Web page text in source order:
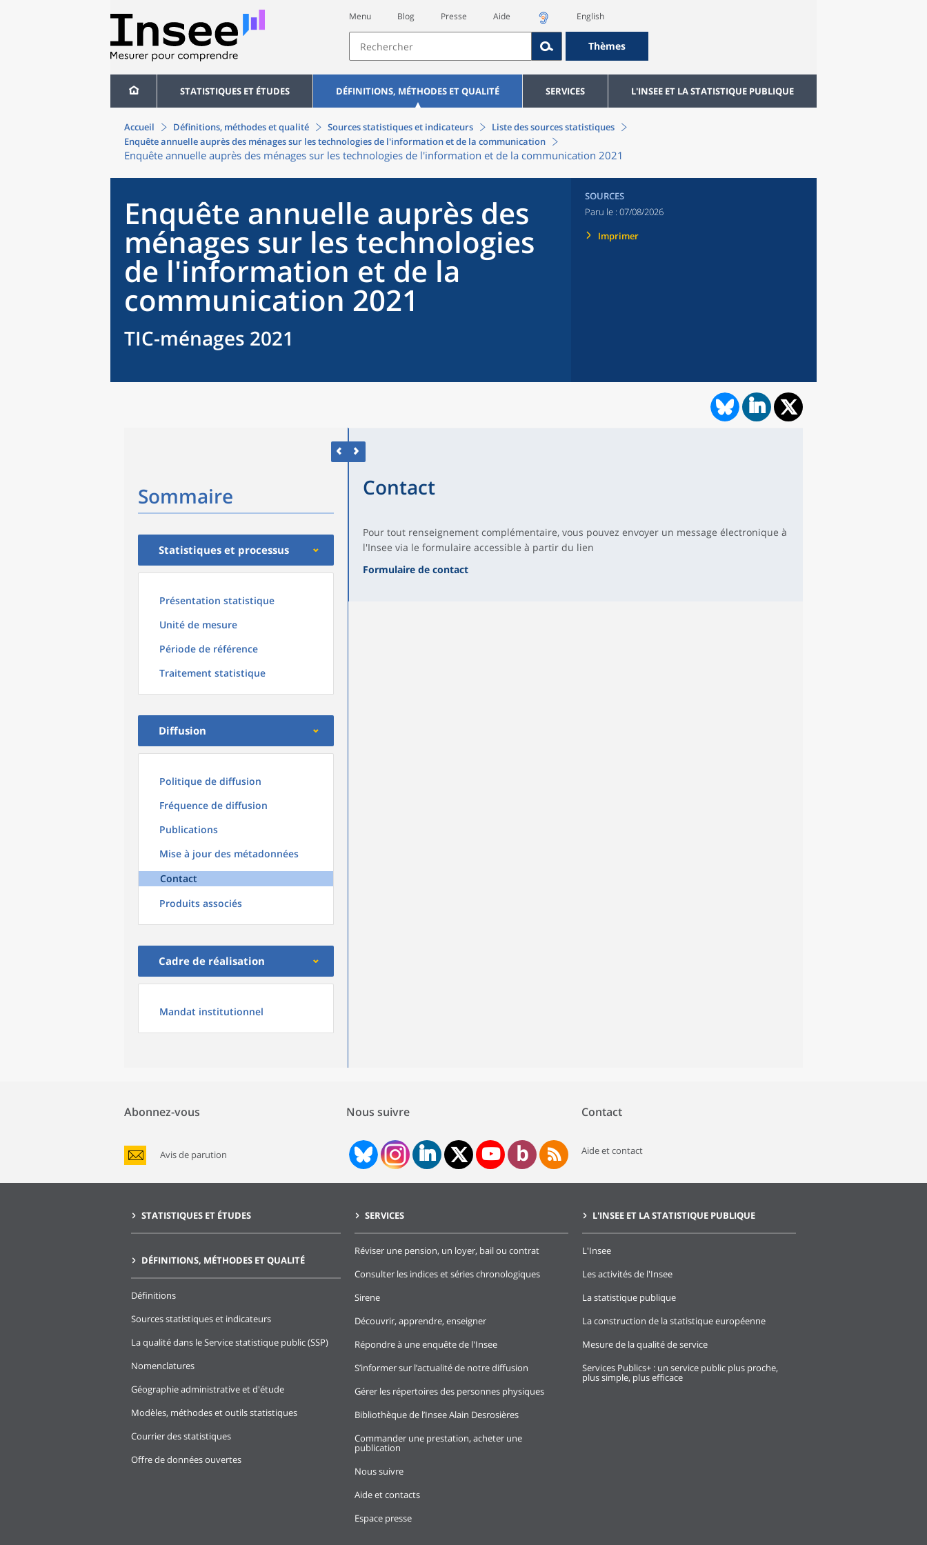
Menu Blog Presse Aide English
Thèmes
STATISTIQUES ET ÉTUDES DÉFINITIONS, MÉTHODES ET QUALITÉ SERVICES L'INSEE ET LA STATISTIQUE PUBLIQUE
Accueil Définitions, méthodes et qualité Sources statistiques et indicateurs
Liste des sources statistiques
Enquête annuelle auprès des ménages sur les technologies de l'information et de la communication
Enquête annuelle auprès des ménages sur les technologies de l'information et de la communication 2021
Enquête annuelle auprès des
ménages sur les technologies
de l'information et de la
communication 2021
TIC-ménages 2021
SOURCES
Paru le : 07/08/2026
Imprimer
Sommaire
Statistiques et processus
Présentation statistique
Unité de mesure
Période de référence
Traitement statistique
Diffusion
Politique de diffusion
Fréquence de diffusion
Publications
Mise à jour des métadonnées
Contact
Produits associés
Cadre de réalisation
Mandat institutionnel
Contact
Pour tout renseignement complémentaire, vous pouvez envoyer un message électronique à
l'Insee via le formulaire accessible à partir du lien
Formulaire de contact
Abonnez-vous
Avis de parution
Nous suivre Contact
Aide et contact
STATISTIQUES ET ÉTUDES
DÉFINITIONS, MÉTHODES ET QUALITÉ
Définitions
Sources statistiques et indicateurs
La qualité dans le Service statistique public (SSP)
Nomenclatures
Géographie administrative et d'étude
Modèles, méthodes et outils statistiques
Courrier des statistiques
Offre de données ouvertes
SERVICES
Réviser une pension, un loyer, bail ou contrat
Consulter les indices et séries chronologiques
Sirene
Découvrir, apprendre, enseigner
Répondre à une enquête de l'Insee
S’informer sur l’actualité de notre diffusion
Gérer les répertoires des personnes physiques
Bibliothèque de l’Insee Alain Desrosières
Commander une prestation, acheter une
publication
Nous suivre
Aide et contacts
Espace presse
L'INSEE ET LA STATISTIQUE PUBLIQUE
L'Insee
Les activités de l'Insee
La statistique publique
La construction de la statistique européenne
Mesure de la qualité de service
Services Publics+ : un service public plus proche,
plus simple, plus efficace